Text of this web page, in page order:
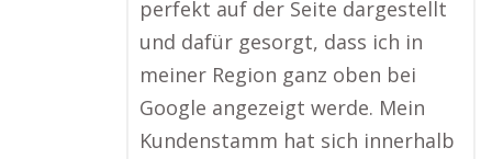
perfekt auf der Seite dargestellt
und dafür gesorgt, dass ich in
meiner Region ganz oben bei
Google angezeigt werde. Mein
Kundenstamm hat sich innerhalb